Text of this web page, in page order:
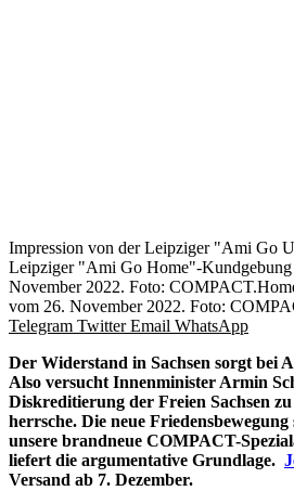
Impression von der Leipziger "Ami Go
Leipziger "Ami Go Home"-
November 2022. Foto:
vom 26. November 2022. Foto:
Telegram Twitter Email WhatsApp
Der Widerstand in Sachsen sorgt bei
Also versucht Innenminister Armin
Diskreditierung der Freien Sachsen
herrsche. Die neue
unsere brandneue COMPACT-
liefert die argumentative Grundlage.
Versand ab 7. Dezember.